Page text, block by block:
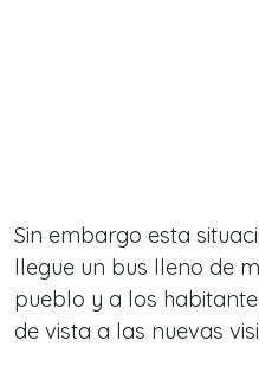
Sin embargo esta
llegue un bus lleno de
pueblo y a los
de vista a las nuevas